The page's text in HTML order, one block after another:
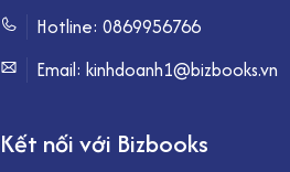
Hotline: 0869956766
Email: kinhdoanh1@bizbooks.vn
Kết nối với Bizbooks